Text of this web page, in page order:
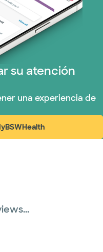
(3 planes)
su atención
una experiencia de
en ventana nueva)